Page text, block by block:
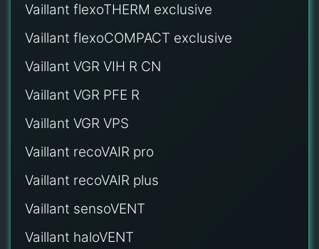
Vaillant flexoTHERM exclusive
Vaillant flexoCOMPACT exclusive
Vaillant VGR VIH R CN
Vaillant VGR PFE R
Vaillant VGR VPS
Vaillant recoVAIR pro
Vaillant recoVAIR plus
Vaillant sensoVENT
Vaillant haloVENT